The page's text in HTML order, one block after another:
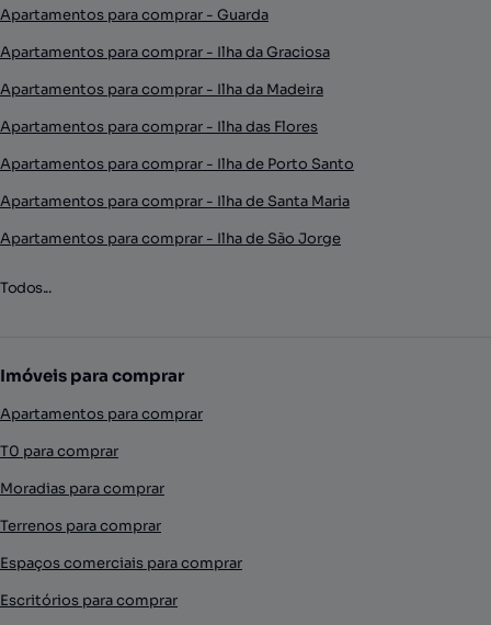
Apartamentos para comprar - Guarda
Apartamentos para comprar - Ilha da Graciosa
Apartamentos para comprar - Ilha da Madeira
Apartamentos para comprar - Ilha das Flores
Apartamentos para comprar - Ilha de Porto Santo
Apartamentos para comprar - Ilha de Santa Maria
Apartamentos para comprar - Ilha de São Jorge
Todos...
Imóveis para comprar
Apartamentos para comprar
T0 para comprar
Moradias para comprar
Terrenos para comprar
Espaços comerciais para comprar
Escritórios para comprar